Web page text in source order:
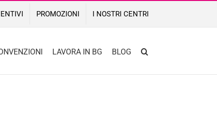
PROMOZIONI I NOSTRI CENTRI
LAVORA IN BG BLOG